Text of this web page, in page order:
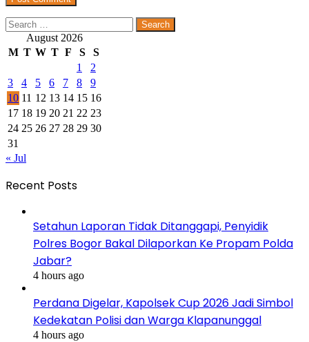
Search
for: August 2026
M T W T F S
S
1
2
3
4 5 6 7 8
9
10 11 12 13 14 15 16
17 18 19 20 21 22 23
24 25 26 27 28 29 30
31
« Jul
Recent Posts
Setahun Laporan Tidak Ditanggapi, Penyidik
Polres Bogor Bakal Dilaporkan Ke Propam Polda
Jabar?
4 hours ago
Perdana Digelar, Kapolsek Cup 2026 Jadi Simbol
Kedekatan Polisi dan Warga Klapanunggal
4 hours ago